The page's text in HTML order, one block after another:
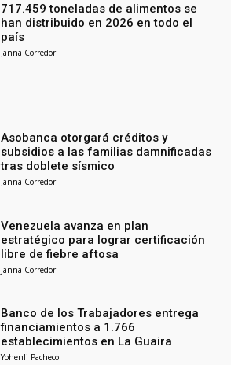
717.459 toneladas de alimentos se
han distribuido en 2026 en todo el
país
Janna Corredor
Asobanca otorgará créditos y
subsidios a las familias damnificadas
tras doblete sísmico
Janna Corredor
Venezuela avanza en plan
estratégico para lograr certificación
libre de fiebre aftosa
Janna Corredor
Banco de los Trabajadores entrega
financiamientos a 1.766
establecimientos en La Guaira
Yohenli Pacheco